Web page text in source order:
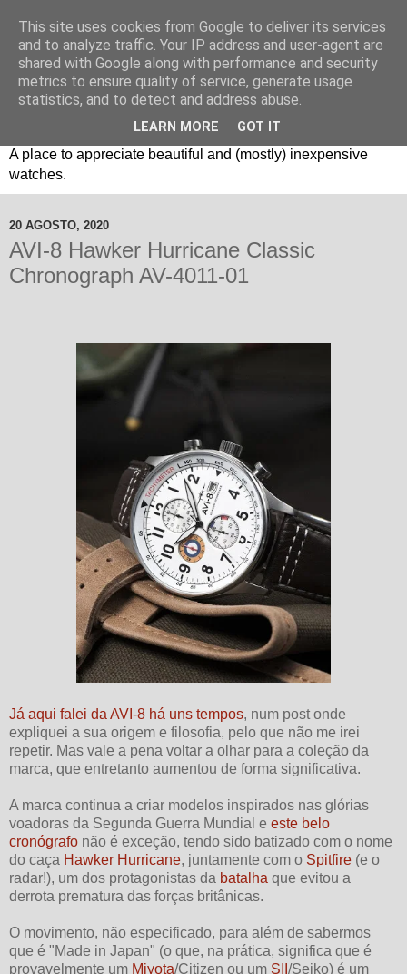
Um espaço sobre relógios "B3": Bons, Bonitos e Baratos. //
A place to appreciate beautiful and (mostly) inexpensive
watches.
20 AGOSTO, 2020
AVI-8 Hawker Hurricane Classic
Chronograph AV-4011-01
Já aqui falei da AVI-8 há uns tempos, num post onde
expliquei a sua origem e filosofia, pelo que não me irei
repetir. Mas vale a pena voltar a olhar para a coleção da
marca, que entretanto aumentou de forma significativa.
A marca continua a criar modelos inspirados nas glórias
voadoras da Segunda Guerra Mundial e este belo
cronógrafo não é exceção, tendo sido batizado com o nome
do caça Hawker Hurricane, juntamente com o Spitfire (e o
radar!), um dos protagonistas da batalha que evitou a
derrota prematura das forças britânicas.
O movimento, não especificado, para além de sabermos
que é "Made in Japan" (o que, na prática, significa que é
provavelmente um Miyota/Citizen ou um SII /Seiko) é um
This site uses cookies from Google to deliver its services
and to analyze traffic. Your IP address and user-agent are
shared with Google along with performance and security
metrics to ensure quality of service, generate usage
statistics, and to detect and address abuse.
LEARN MORE GOT IT